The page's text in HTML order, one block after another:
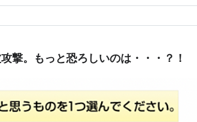
者の安否確…
撃。もっと恐ろしいのは・・・？！